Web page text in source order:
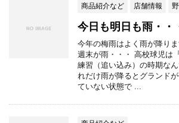
商品紹介など 店舗情報
今日も明日も雨・・
今年の梅雨はよく雨が降り
週末が雨・・・ 高校球児は
練習（追い込み）の時期な
れだけ雨が降るとグランド
ていない状態で ...